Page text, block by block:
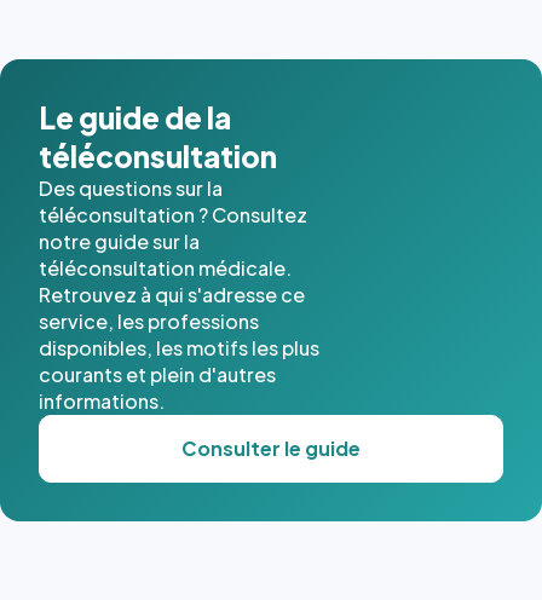
Le guide de la
téléconsultation
Des questions sur la
téléconsultation ? Consultez
notre guide sur la
téléconsultation médicale.
Retrouvez à qui s'adresse ce
service, les professions
disponibles, les motifs les plus
courants et plein d'autres
informations.
Consulter le guide